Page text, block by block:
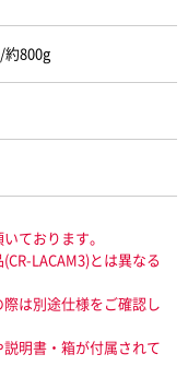
800g
ております。
LACAM3)とは異なる
は別途仕様をご確認し
明書・箱が付属されて